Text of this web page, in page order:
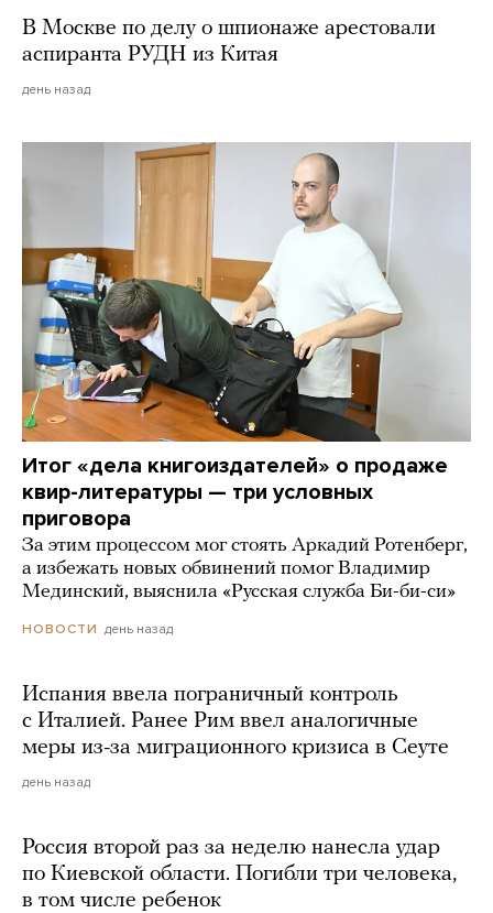
В Москве по делу о шпионаже арестовали
аспиранта РУДН из Китая
день назад
Итог «дела книгоиздателей» о продаже
квир-литературы — три условных
приговора
За этим процессом мог стоять Аркадий Ротенберг,
а избежать новых обвинений помог Владимир
Мединский, выяснила «Русская служба Би-би-си»
НОВОСТИ день назад
Испания ввела пограничный контроль
с Италией. Ранее Рим ввел аналогичные
меры из-за миграционного кризиса в Сеуте
день назад
Россия второй раз за неделю нанесла удар
по Киевской области. Погибли три человека,
в том числе ребенок